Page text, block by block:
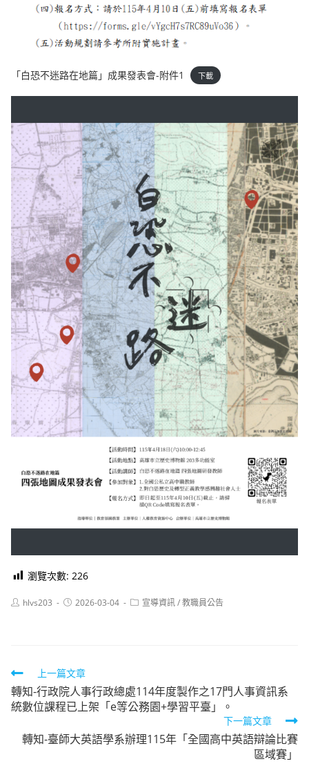
「白恐不迷路在地篇」成果發表會-附件1 下載
瀏覽次數: 226
Posthlvs203
Post2026-03-04
Post宣導資訊/教職員公告
Read
more
articles
上一篇文章
轉知-行政院人事行政總處114年度製作之17門人事資訊系
統數位課程已上架「e等公務園+學習平臺」。
下一篇文章
轉知-臺師大英語學系辦理115年「全國高中英語辯論比賽
區域賽」